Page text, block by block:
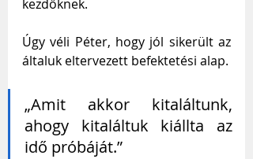
kezdőknek.
Úgy véli Péter, hogy jól sikerült az
általuk eltervezett befektetési alap.
„Amit akkor kitaláltunk,
ahogy kitaláltuk kiállta az
idő próbáját.”